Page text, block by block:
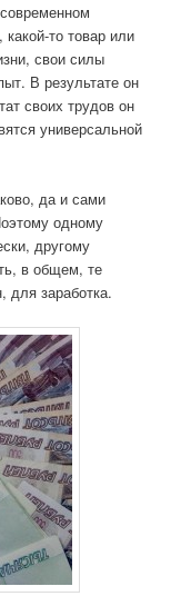
то товар или
свои силы
В результате он
своих трудов он
универсальной
да и сами
одному
другому
в общем, те
для заработка.